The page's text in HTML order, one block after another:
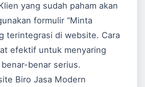
yang sudah paham akan
formulir “Minta
terintegrasi di website. Cara
efektif untuk menyaring
benar serius.
Biro Jasa Modern